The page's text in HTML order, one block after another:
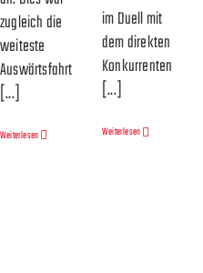
zugleich die
weiteste
Auswärtsfahrt
[...]
Weiterlesen
im Duell mit
dem direkten
Konkurrenten
[...]
Weiterlesen